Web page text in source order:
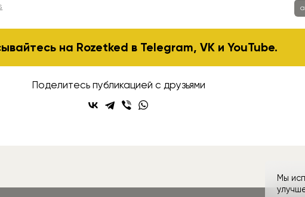
на Rozetked в Telegram,VK иYouTube.
Поделитесь публикацией с друзьями
Мы